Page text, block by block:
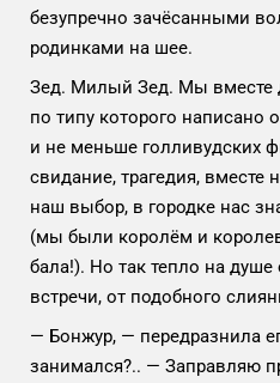
безупречно зачёсанными
родинками на шее.
Зед. Милый Зед. Мы вместе
по типу которого написано
и не меньше голливудских
свидание, трагедия, вместе
наш выбор, в городке нас
(мы были королём и
бала!). Но так тепло на
встречи, от подобного
— Бонжур, — передразнила
занимался?.. — Заправляю